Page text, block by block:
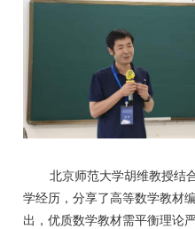
北京师范大学胡维教授结
学经历，分享了高等数学教材
出，优质数学教材需平衡理论